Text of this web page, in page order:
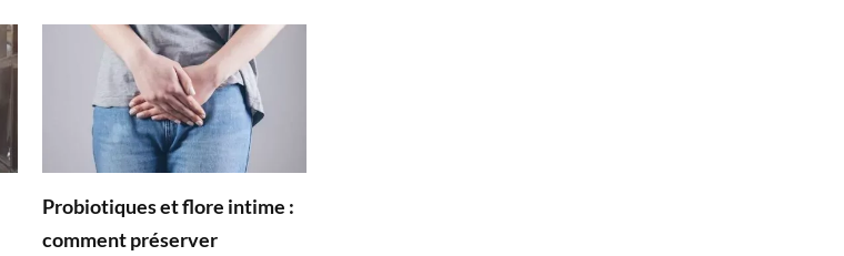
Probiotiques et flore intime :
comment préserver